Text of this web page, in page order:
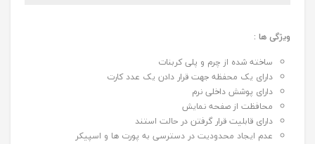
ویژگی ها :
ساخته شده از چرم و پلی کربنات
دارای یک محفظه جهت قرار دادن یک عدد کارت
دارای پوشش داخلی نرم
محافظت از صفحه نمایش
دارای قابلیت قرار گرفتن در حالت استند
عدم ایجاد محدودیت در دسترسی به پورت ها و اسپیکر